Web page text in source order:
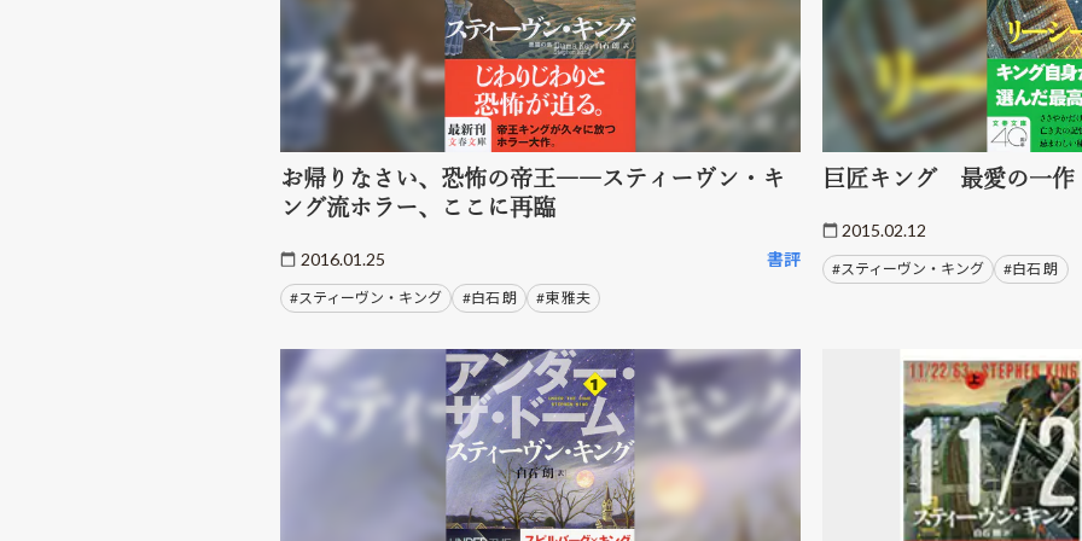
お帰りなさい、恐怖の帝王――スティーヴン・キ
ング流ホラー、ここに再臨
2016.01.25 書評
#スティーヴン・キング #白石 朗 #東 雅夫
巨匠キング 最愛の一作
2015.02.12
#スティーヴン・キング #白石 朗